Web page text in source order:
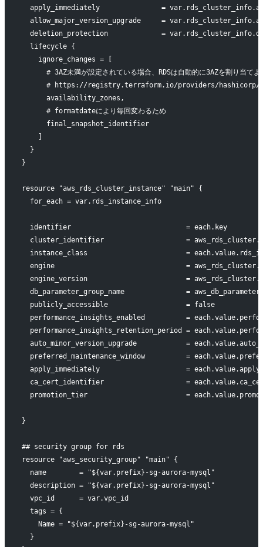
apply_immediately               =
allow_major_version_upgrade     =
deletion_protection             =
  lifecycle {
    ignore_changes = [
# 3AZ未満が設定されている場合、RDSは自動的に3AZを割り当てよ
# https://registry.terraform.io/providers/
      availability_zones,
      # formatdateにより毎回変わるため
      final_snapshot_identifier
    ]
  }
}
resource "aws_rds_cluster_instance" "main" {
  for_each = var.rds_instance_info
  identifier                            = each.key
cluster_identifier                    =
instance_class                        =
engine                                =
engine_version                        =
db_parameter_group_name               =
  publicly_accessible                   = false
performance_insights_enabled          =
performance_insights_retention_period =
auto_minor_version_upgrade            =
preferred_maintenance_window          =
apply_immediately                     =
ca_cert_identifier                    =
promotion_tier                        =
}
## security group for rds
resource "aws_security_group" "main" {
  name        = "${var.prefix}-sg-aurora-mysql"
  description = "${var.prefix}-sg-aurora-mysql"
  vpc_id      = var.vpc_id
  tags = {
    Name = "${var.prefix}-sg-aurora-mysql"
  }